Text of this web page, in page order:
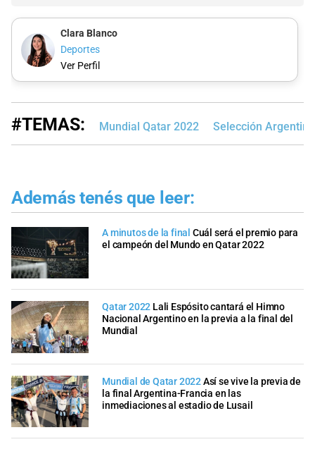
Clara Blanco
Deportes
Ver Perfil
#TEMAS: Mundial Qatar 2022 Selección
Además tenés que leer:
A minutos de la final Cuál será el premio para
el campeón del Mundo en Qatar 2022
Qatar 2022 Lali Espósito cantará el Himno
Nacional Argentino en la previa a la final del
Mundial
Mundial de Qatar 2022Así se vive la previa de
la final Argentina-Francia en las
inmediaciones al estadio de Lusail